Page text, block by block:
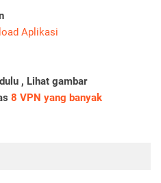
Aplikasi
, Lihat gambar
8 VPN yang banyak